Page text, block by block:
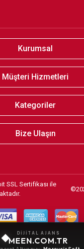
Kurumsal
Müşteri Hizmetleri
Kategoriler
Bize Ulaşın
SSL Sertifikası ile
©
DİJİTAL AJANS
MEEN.COM.TR